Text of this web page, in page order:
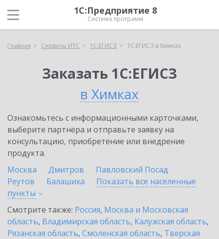
1С:Предприятие 8
Система программ
Главная Сервисы ИТС 1С:ЕГИСЗ 1С:ЕГИСЗ в Химках
Заказать 1С:ЕГИСЗ
в Химках
Ознакомьтесь с информационными карточками,
выберите партнёра и отправьте заявку на
консультацию, приобретение или внедрение
продукта.
Москва
Дмитров
Павловский Посад
Реутов
Балашиха
Показать все населенные
пункты
Смотрите также: Россия, Москва и Московская
область, Владимирская область, Калужская область,
Рязанская область, Смоленская область, Тверская